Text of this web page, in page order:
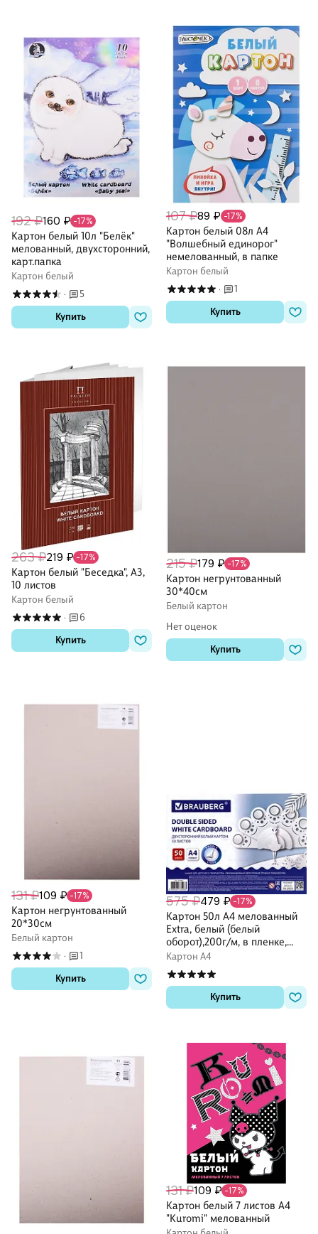
192 ₽160 ₽ -17%
Картон белый 10л "Белёк"
мелованный, двухсторонний,
карт.папка
Картон белый
·
5
Купить
107 ₽89 ₽ -17%
Картон белый 08л А4
"Волшебный единорог"
немелованный, в папке
Картон белый
·
1
Купить
263 ₽219 ₽ -17%
Картон белый "Беседка", А3,
10 листов
Картон белый
·
6
Купить
215 ₽179 ₽ -17%
Картон негрунтованный
30*40см
Белый картон
Нет оценок
Купить
131 ₽109 ₽ -17%
Картон негрунтованный
20*30см
Белый картон
·
1
Купить
575 ₽479 ₽ -17%
Картон 50л А4 мелованный
Extra, белый (белый
оборот),200г/м, в пленке,
Brauberg
Картон А4
Купить
131 ₽109 ₽ -17%
Картон белый 7 листов А4
"Kuromi" мелованный